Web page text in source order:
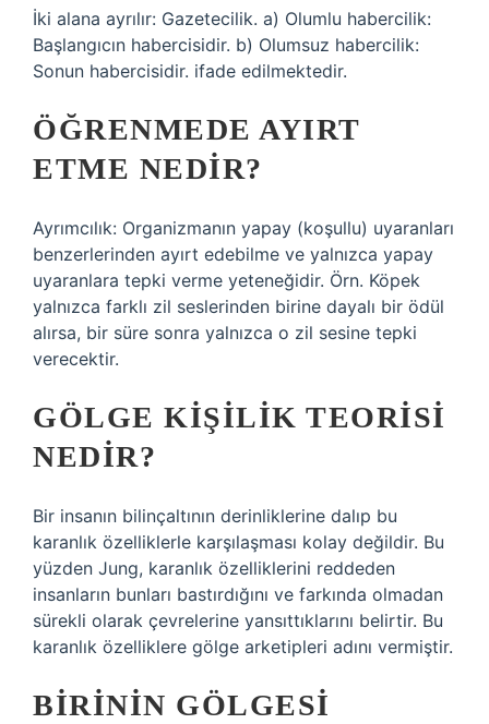
İki alana ayrılır: Gazetecilik. a) Olumlu habercilik:
Başlangıcın habercisidir. b) Olumsuz habercilik:
Sonun habercisidir. ifade edilmektedir.
ÖĞRENMEDE AYIRT
ETME NEDIR?
Ayrımcılık: Organizmanın yapay (koşullu) uyaranları
benzerlerinden ayırt edebilme ve yalnızca yapay
uyaranlara tepki verme yeteneğidir. Örn. Köpek
yalnızca farklı zil seslerinden birine dayalı bir ödül
alırsa, bir süre sonra yalnızca o zil sesine tepki
verecektir.
GÖLGE KIŞILIK TEORISI
NEDIR?
Bir insanın bilinçaltının derinliklerine dalıp bu
karanlık özelliklerle karşılaşması kolay değildir. Bu
yüzden Jung, karanlık özelliklerini reddeden
insanların bunları bastırdığını ve farkında olmadan
sürekli olarak çevrelerine yansıttıklarını belirtir. Bu
karanlık özelliklere gölge arketipleri adını vermiştir.
BIRININ GÖLGESI